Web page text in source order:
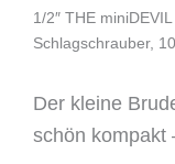
1/2″ THE
Schlagschrauber,
Der kleine
schön kompakt